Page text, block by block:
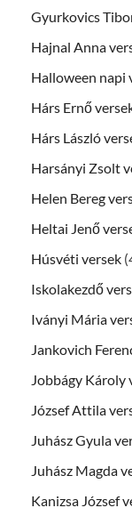
Gyurkovics
Hajnal Anna
Halloween napi
Hárs Ernő
Hárs László
Harsányi Zsolt
Helen Bereg
Heltai Jenő
Húsvéti versek
Iskolakezdő
Iványi Mária
Jankovich
Jobbágy Károly
József Attila
Juhász Gyula
Juhász Magda
Kanizsa József